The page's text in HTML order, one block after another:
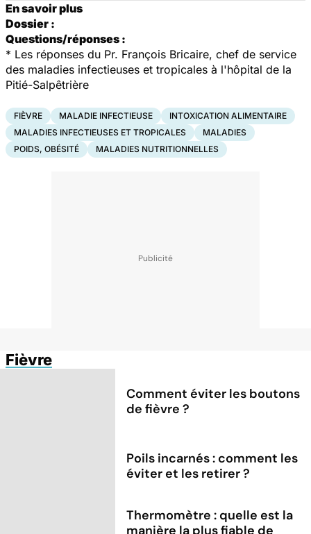
En savoir plus
Dossier :
Questions/réponses :
* Les réponses du Pr. François Bricaire, chef de service
des maladies infectieuses et tropicales à l'hôpital de la
Pitié-Salpêtrière
FIÈVRE MALADIE INFECTIEUSE
INTOXICATION ALIMENTAIRE
MALADIES INFECTIEUSES ET TROPICALES
MALADIES
POIDS, OBÉSITÉ
MALADIES NUTRITIONNELLES
Fièvre
Comment éviter les boutons
de fièvre ?
Poils incarnés : comment les
éviter et les retirer ?
Thermomètre : quelle est la
manière la plus fiable de